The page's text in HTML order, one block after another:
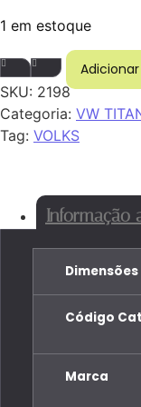
1 em estoque
LANTERNA
SKU: 2198
Categoria: VW
Tag: VOLKS
Informação
Dimensões
Código
Marca